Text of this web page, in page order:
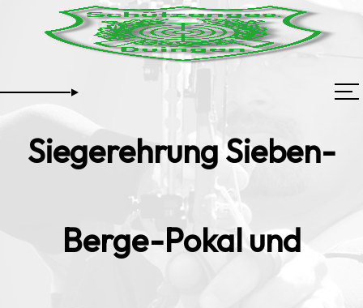
Siegerehrung Sieben-
Berge-Pokal und